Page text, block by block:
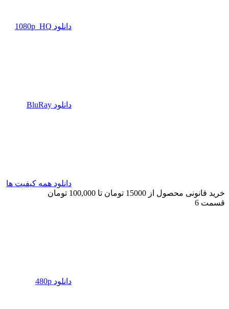
دانلود 1080p_HQ
دانلود BluRay
دانلود همه کیفیت ها
خرید قانونی محصول از 15000 تومان تا 100,000 تومان
قسمت 6
دانلود 480p